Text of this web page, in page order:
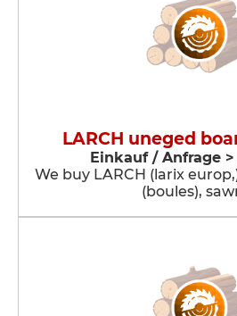
LARCH uneged
Einkauf / Anfrage
We buy LARCH (larix
(boules),